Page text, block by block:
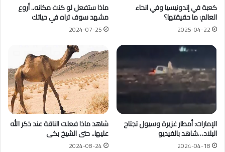
كعبة في إندونيسيا وفي انحاء
العالم: ما حقيقتها؟
2025-04-22
ماذا ستفعل لو كنت مكانه.. أروع
مشهد سوف تراه في حياتك
2024-07-25
الإمارات: أمطار غزيرة وسيول تجتاح
البلاد…شاهد بالفيديو
2024-04-18
شاهد ماذا فعلت الناقة عند ذكر الله
عليها.. حتى الشيخ بكى
2024-08-24